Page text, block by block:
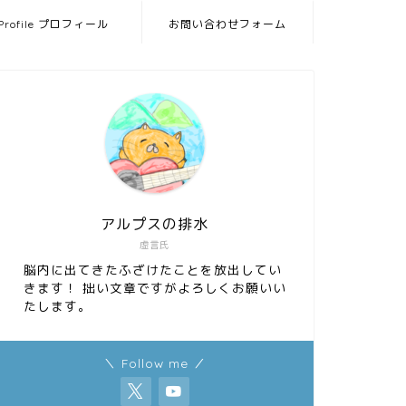
プロフィール お問い合わせフォーム
虚言氏
アルプスの排水
脳内に出てきたふざけたことを放出してい
きます！ 拙い文章ですがよろしくお願いい
たします。
＼ Follow me ／